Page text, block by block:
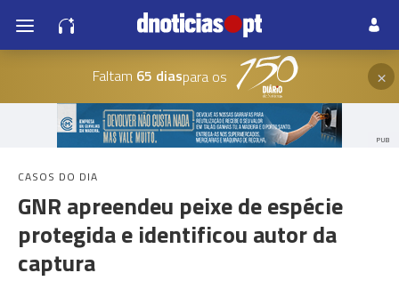
Faltam 65 diaspara os ×
PUB
CASOS DO DIA
GNR apreendeu peixe de espécie
protegida e identificou autor da
captura